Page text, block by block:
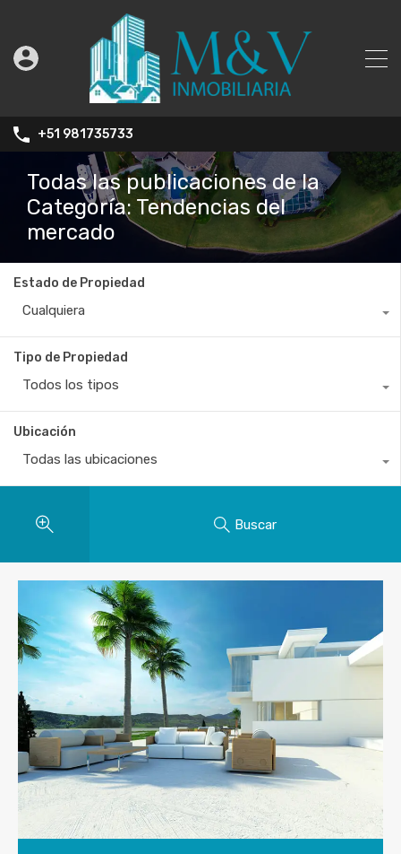
+51 981735733
Todas las publicaciones de la
Categoría: Tendencias del
mercado
Estado de Propiedad
Cualquiera
Tipo de Propiedad
Todos los tipos
Ubicación
Todas las ubicaciones
Buscar